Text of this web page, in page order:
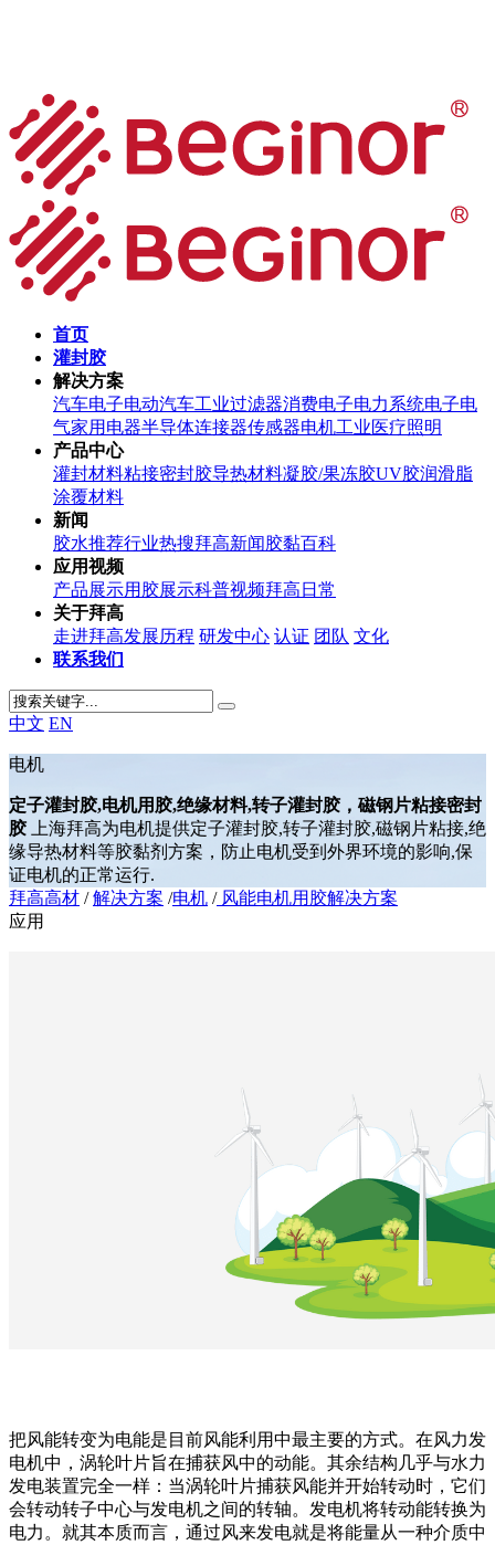
首页
灌封胶
解决方案
汽车电子电动汽车工业过滤器消费电子电力系统电子电
气家用电器半导体连接器传感器电机工业医疗照明
产品中心
灌封材料粘接密封胶导热材料凝胶/果冻胶UV胶润滑脂
涂覆材料
新闻
胶水推荐行业热搜拜高新闻胶黏百科
应用视频
产品展示用胶展示科普视频拜高日常
关于拜高
走进拜高发展历程 研发中心 认证 团队 文化
联系我们
中文 EN
电机
定子灌封胶,电机用胶,绝缘材料,转子灌封胶，磁钢片粘接密封
胶
上海拜高为电机提供定子灌封胶,转子灌封胶,磁钢片粘接,绝
缘导热材料等胶黏剂方案，防止电机受到外界环境的影响,保
证电机的正常运行.
拜高高材 / 解决方案 /电机 /风能电机用胶解决方案
应用
把风能转变为电能是目前风能利用中最主要的方式。在风力发
电机中，涡轮叶片旨在捕获风中的动能。其余结构几乎与水力
发电装置完全一样：当涡轮叶片捕获风能并开始转动时，它们
会转动转子中心与发电机之间的转轴。发电机将转动能转换为
电力。就其本质而言，通过风来发电就是将能量从一种介质中